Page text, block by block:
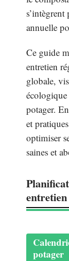
annuelle
Ce guide
entretien
globale,
potager.
et
optimiser
saines et
potager